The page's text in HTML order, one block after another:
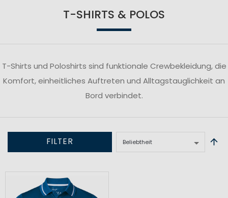
T-SHIRTS & POLOS
T-Shirts und Poloshirts sind funktionale Crewbekleidung, die
Komfort, einheitliches Auftreten und Alltagstauglichkeit an
Bord verbindet.
FILTER